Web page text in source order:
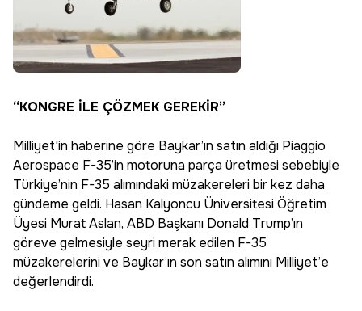
“KONGRE İLE ÇÖZMEK GEREKİR”
Milliyet'in haberine göre Baykar’ın satın aldığı Piaggio
Aerospace F-35’in motoruna parça üretmesi sebebiyle
Türkiye’nin F-35 alımındaki müzakereleri bir kez daha
gündeme geldi. Hasan Kalyoncu Üniversitesi Öğretim
Üyesi Murat Aslan, ABD Başkanı Donald Trump’ın
göreve gelmesiyle seyri merak edilen F-35
müzakerelerini ve Baykar’ın son satın alımını Milliyet’e
değerlendirdi.